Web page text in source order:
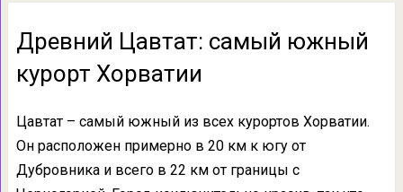
Древний Цавтат: самый южный
курорт Хорватии
Цавтат – самый южный из всех курортов Хорватии.
Он расположен примерно в 20 км к югу от
Дубровника и всего в 22 км от границы с